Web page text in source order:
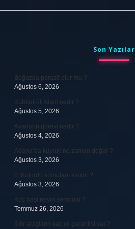
Son Yazılar
Boğazda parazit olur mu ?
Ağustos 6, 2026
Kubbet-ül-İslam nedir ?
Ağustos 5, 2026
Avarların görevi nedir ?
Ağustos 4, 2026
Adana’da kuyruk ne zaman doğar ?
Ağustos 3, 2026
5. Kolordu komutanı kimdir ?
Ağustos 3, 2026
Koç başı neyin sembolü ?
Temmuz 26, 2026
Sıfır araçların kaç yıl garantisi var ?